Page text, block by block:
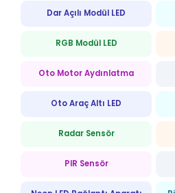
Dar Açılı Modül LED
RGB Modül LED
Oto Motor Aydınlatma
Oto Araç Altı LED
Radar Sensör
PIR Sensör